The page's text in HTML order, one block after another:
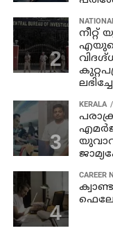
നീറ്റ്
KERALA
യുവാവ്
CAREER